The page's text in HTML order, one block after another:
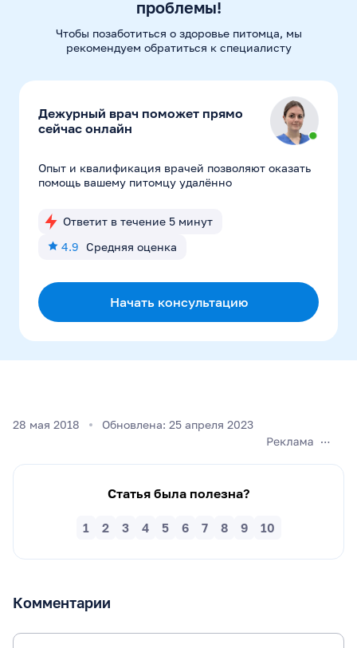
проблемы!
Чтобы позаботиться о здоровье питомца, мы
рекомендуем обратиться к специалисту
Дежурный врач поможет прямо
сейчас онлайн
Опыт и квалификация врачей позволяют оказать
помощь вашему питомцу удалённо
Ответит в течение 5 минут
4.9 Средняя оценка
Начать консультацию
28 мая 2018 Обновлена: 25 апреля 2023
Статья была полезна?
10
9
8
7
6
5
4
3
2
1
Комментарии